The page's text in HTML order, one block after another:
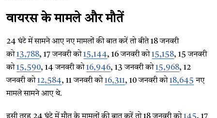
वायरस के मामले और मौतें
24 घंटे में सामने आए नए मामलों की बात करें तो बीते 18 जनवरी
को13,788, 17 जनवरी को15,144, 16 जनवरी को15,158, 15 जनवरी
को15,590, 14 जनवरी को16,946, 13 जनवरी को15,968, 12
जनवरी को12,584, 11 जनवरी को16,311, 10 जनवरी को18,645 नए
मामले सामने आए थे.
इसी तरह 24 घंटे में मौत के मामलों की बात करें तो 18 जनवरी को145, 17